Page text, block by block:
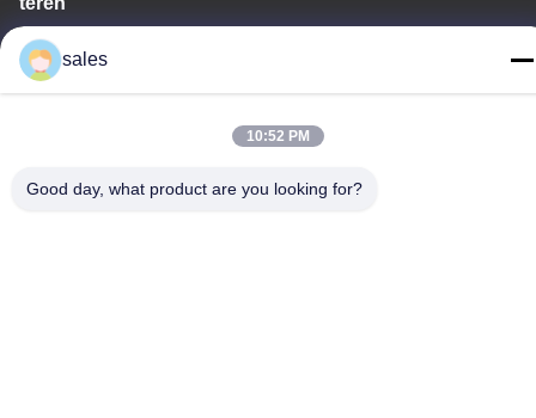
86-20-36969420
Chiny Dobra jakość Podnoszenie na placu budowy Sprzedawca.
sales
10:52 PM
Good day, what product are you looking for?